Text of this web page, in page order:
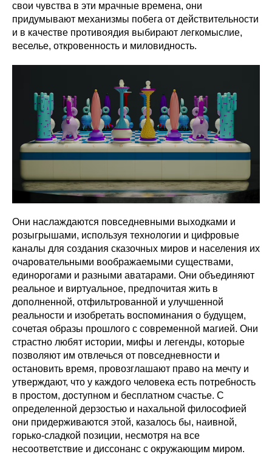
свои чувства в эти мрачные времена, они
придумывают механизмы побега от действительности
и в качестве противоядия выбирают легкомыслие,
веселье, откровенность и миловидность.
Они наслаждаются повседневными выходками и
розыгрышами, используя технологии и цифровые
каналы для создания сказочных миров и населения их
очаровательными воображаемыми существами,
единорогами и разными аватарами. Они объединяют
реальное и виртуальное, предпочитая жить в
дополненной, отфильтрованной и улучшенной
реальности и изобретать воспоминания о будущем,
сочетая образы прошлого с современной магией. Они
страстно любят истории, мифы и легенды, которые
позволяют им отвлечься от повседневности и
остановить время, провозглашают право на мечту и
утверждают, что у каждого человека есть потребность
в простом, доступном и бесплатном счастье. С
определенной дерзостью и нахальной философией
они придерживаются этой, казалось бы, наивной,
горько-сладкой позиции, несмотря на все
несоответствие и диссонанс с окружающим миром.